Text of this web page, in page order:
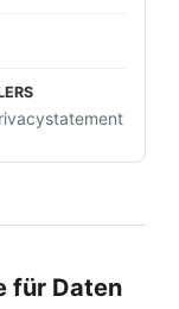
für Daten